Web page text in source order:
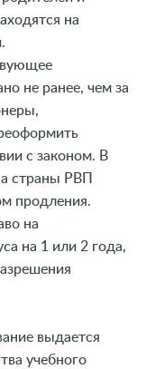
на
не ранее, чем за
с законом. В
страны РВП
продления.
на
на 1 или 2 года,
выдается
учебного